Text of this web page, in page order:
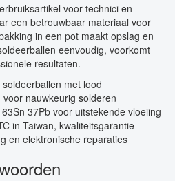
voor technici en
een betrouwbaar materiaal voor
in een pot maakt opslag en
eenvoudig, voorkomt
resultaten.
met lood
nauwkeurig solderen
37Pb voor uitstekende vloeiing
in Taiwan, kwaliteitsgarantie
en elektronische reparaties